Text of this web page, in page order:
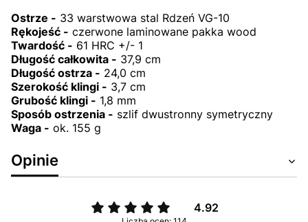
Ostrze - 33 warstwowa stal Rdzeń VG-10
Rękojeść - czerwone laminowane pakka wood
Twardość - 61 HRC +/- 1
Długość całkowita - 37,9 cm
Długość ostrza - 24,0 cm
Szerokość klingi - 3,7 cm
Grubość klingi - 1,8 mm
Sposób ostrzenia - szlif dwustronny symetryczny
Waga - ok. 155 g
Opinie
4.92